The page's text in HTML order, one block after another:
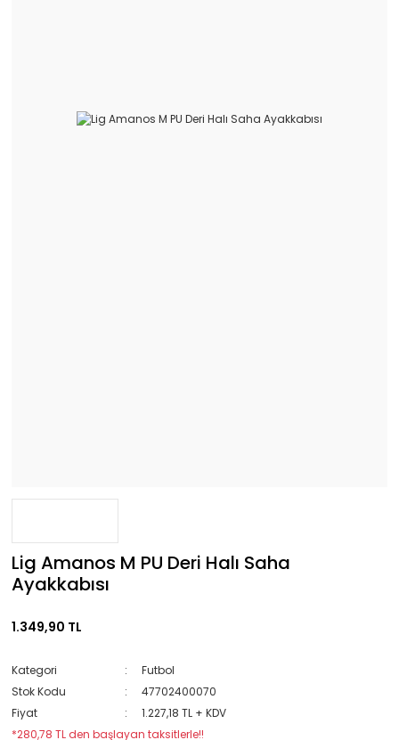
Lig Amanos M PU Deri Halı Saha
Ayakkabısı
1.349,90 TL
Kategori
Futbol
Stok Kodu
47702400070
Fiyat
1.227,18 TL + KDV
*280,78 TL den başlayan taksitlerle!!